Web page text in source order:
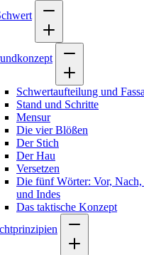
Schwertaufteilung und
Stand und Schritte
Mensur
Die vier Blößen
Der Stich
Der Hau
Versetzen
Die fünf Wörter: Vor, Nach,
und Indes
Das taktische Konzept